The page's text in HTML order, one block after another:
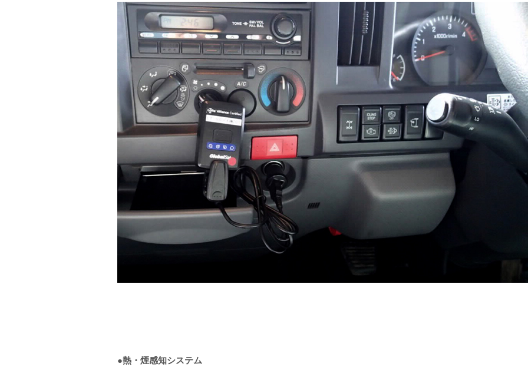
●熱・煙感知システム